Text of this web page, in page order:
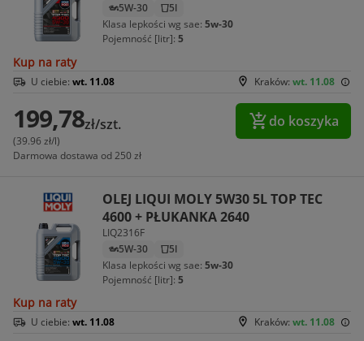
5W-30
5l
Klasa lepkości wg sae: 5w-30
Pojemność [litr]: 5
Kup na raty
Kraków: wt. 11.08
U ciebie: wt. 11.08
199,78zł/szt.
(39.96 zł/l)
Darmowa dostawa od 250 zł
do koszyka
OLEJ LIQUI MOLY 5W30 5L TOP TEC
4600 + PŁUKANKA 2640
LIQ2316F
5W-30
5l
Klasa lepkości wg sae: 5w-30
Pojemność [litr]: 5
Kup na raty
Kraków: wt. 11.08
U ciebie: wt. 11.08